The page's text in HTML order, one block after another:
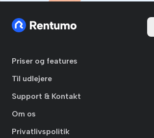
Priser og features
Til udlejere
Support & Kontakt
Om os
Privatlivspolitik